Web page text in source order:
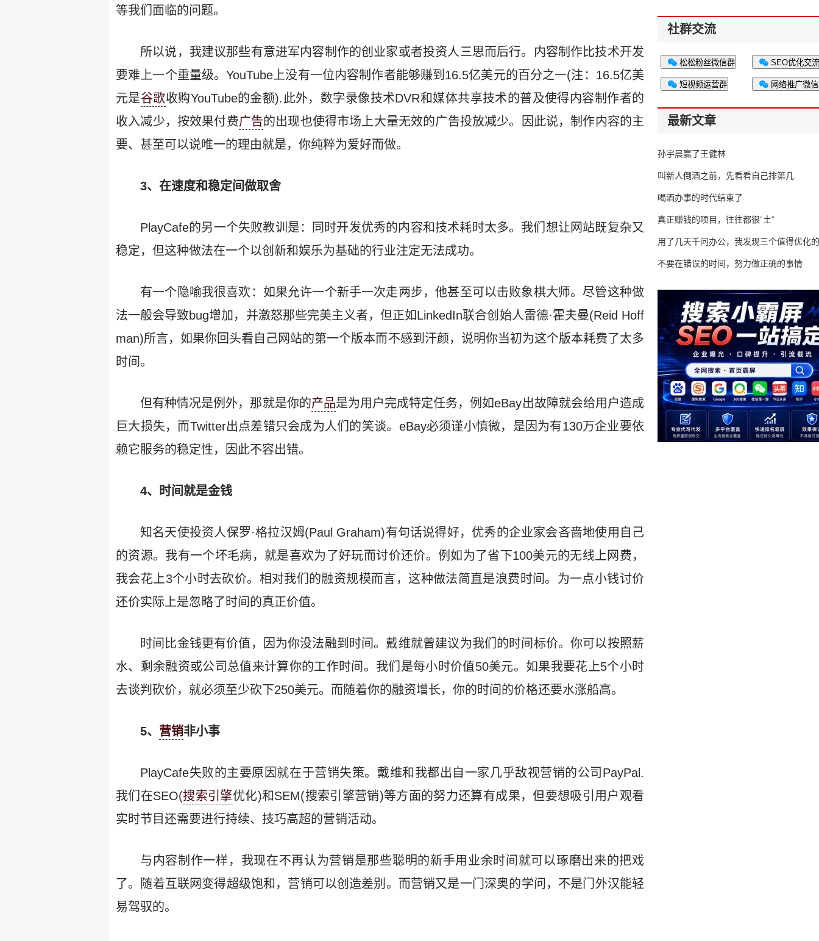
等我们面临的问题。
所以说，我建议那些有意进军内容制作的创业家或者投资人三思而后行。内容制作比技术开发
要难上一个重量级。YouTube上没有一位内容制作者能够赚到16.5亿美元的百分之一(注：16.5亿美
元是谷歌收购YouTube的金额).此外，数字录像技术DVR和媒体共享技术的普及使得内容制作者的
收入减少，按效果付费广告的出现也使得市场上大量无效的广告投放减少。因此说，制作内容的主
要、甚至可以说唯一的理由就是，你纯粹为爱好而做。
3、在速度和稳定间做取舍
PlayCafe的另一个失败教训是：同时开发优秀的内容和技术耗时太多。我们想让网站既复杂又
稳定，但这种做法在一个以创新和娱乐为基础的行业注定无法成功。
有一个隐喻我很喜欢：如果允许一个新手一次走两步，他甚至可以击败象棋大师。尽管这种做
法一般会导致bug增加，并激怒那些完美主义者，但正如LinkedIn联合创始人雷德·霍夫曼(Reid Hoff
man)所言，如果你回头看自己网站的第一个版本而不感到汗颜，说明你当初为这个版本耗费了太多
时间。
但有种情况是例外，那就是你的产品是为用户完成特定任务，例如eBay出故障就会给用户造成
巨大损失，而Twitter出点差错只会成为人们的笑谈。eBay必须谨小慎微，是因为有130万企业要依
赖它服务的稳定性，因此不容出错。
4、时间就是金钱
知名天使投资人保罗·格拉汉姆(Paul Graham)有句话说得好，优秀的企业家会吝啬地使用自己
的资源。我有一个坏毛病，就是喜欢为了好玩而讨价还价。例如为了省下100美元的无线上网费，
我会花上3个小时去砍价。相对我们的融资规模而言，这种做法简直是浪费时间。为一点小钱讨价
还价实际上是忽略了时间的真正价值。
时间比金钱更有价值，因为你没法融到时间。戴维就曾建议为我们的时间标价。你可以按照薪
水、剩余融资或公司总值来计算你的工作时间。我们是每小时价值50美元。如果我要花上5个小时
去谈判砍价，就必须至少砍下250美元。而随着你的融资增长，你的时间的价格还要水涨船高。
5、 营销非小事
PlayCafe失败的主要原因就在于营销失策。戴维和我都出自一家几乎敌视营销的公司PayPal.
我们在SEO(搜索引擎优化)和SEM(搜索引擎营销)等方面的努力还算有成果，但要想吸引用户观看
实时节目还需要进行持续、技巧高超的营销活动。
与内容制作一样，我现在不再认为营销是那些聪明的新手用业余时间就可以琢磨出来的把戏
了。随着互联网变得超级饱和，营销可以创造差别。而营销又是一门深奥的学问，不是门外汉能轻
易驾驭的。
社群交流
松松粉丝微信群 SEO优化交
短视频运营群 网络推广微
最新文章
孙宇晨赢了王健林
叫新人倒酒之前，先看看自己排第几
喝酒办事的时代结束了
真正赚钱的项目，往往都很“土”
用了几天千问办公，我发现三个值得优化
不要在错误的时间，努力做正确的事情